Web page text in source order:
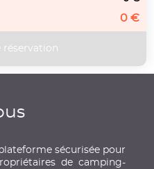
0 €
sécurisée pour
de camping-